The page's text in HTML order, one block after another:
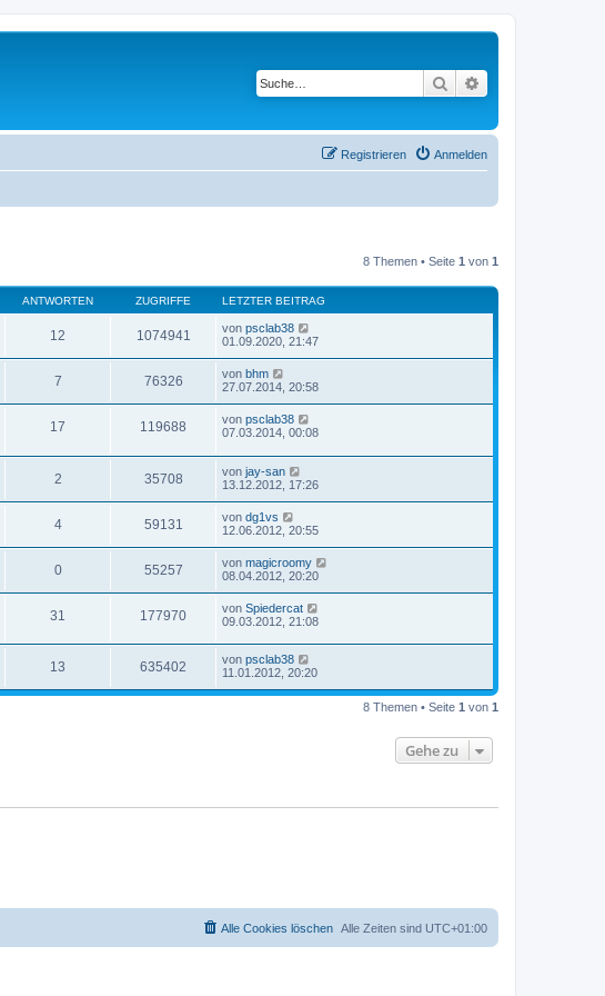
Suche
Anmelden
Registrieren
8 Themen • Seite 1 von 1
ANTWORTEN ZUGRIFFE LETZTER BEITRAG
12 1074941 von psclab38
01.09.2020, 21:47
7 76326 von bhm
27.07.2014, 20:58
17 119688 von psclab38
07.03.2014, 00:08
2 35708 von jay-san
13.12.2012, 17:26
4 59131 von dg1vs
12.06.2012, 20:55
0 55257 von magicroomy
08.04.2012, 20:20
31 177970 von Spiedercat
09.03.2012, 21:08
13 635402 von psclab38
11.01.2012, 20:20
8 Themen • Seite 1 von 1
Gehe zu
Alle Zeiten sind UTC+01:00
Alle Cookies löschen